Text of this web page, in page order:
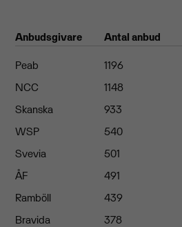
Anbudsgivare Antal anbud
Peab 1196
NCC
1148
Skanska
933
WSP
540
Svevia
501
ÅF
491
Ramböll
439
Bravida
378